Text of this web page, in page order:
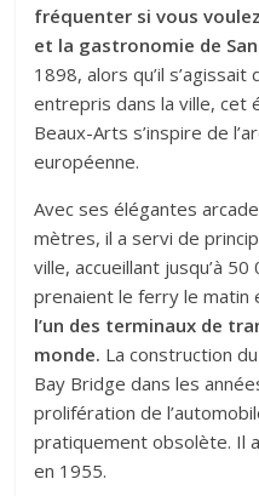
fréquenter si vous
et la gastronomie de
1898, alors qu’il
entrepris dans la ville, cet
Beaux-Arts s’inspire de
européenne.
Avec ses élégantes
mètres, il a servi de
ville, accueillant jusqu’à
prenaient le ferry le
l’un des terminaux de
monde. La construction
Bay Bridge dans les
prolifération de
pratiquement obsolète. Il
en 1955.